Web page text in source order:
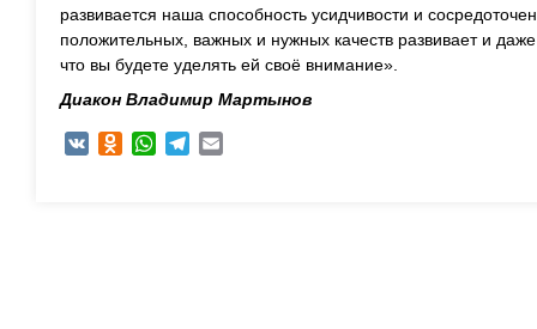
развивается наша способность усидчивости и
положительных, важных и нужных качеств развивает и
что вы будете уделять ей своё внимание».
Диакон Владимир Мартынов
VK Odnoklassniki
WhatsAppTelegram